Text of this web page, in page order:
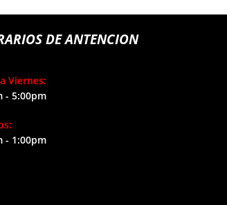
DE ANTENCION
Viernes:
- 5:00pm
- 1:00pm